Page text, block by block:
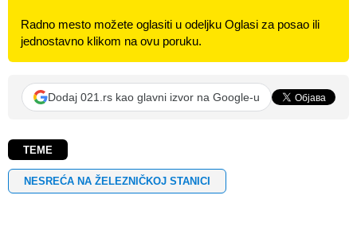
Radno mesto možete oglasiti u odeljku Oglasi za posao ili
jednostavno klikom na ovu poruku.
Dodaj 021.rs kao glavni izvor na Google-u
TEME
NESREĆA NA ŽELEZNIČKOJ STANICI